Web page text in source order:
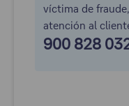
víctima de
atención al
900 828